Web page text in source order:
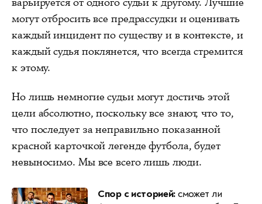
могут отбросить все предрассудки и оценивать
каждый инцидент по существу и в контексте, и
каждый судья поклянется, что всегда стремится
к этому.
Но лишь немногие судьи могут достичь этой
цели абсолютно, поскольку все знают, что то,
что последует за неправильно показанной
красной карточкой легенде футбола, будет
невыносимо. Мы все всего лишь люди.
Спор с историей:сможет ли